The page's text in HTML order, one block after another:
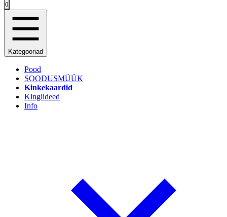
0
Kategooriad
Pood
SOODUSMÜÜK
Kinkekaardid
Kingiideed
Info